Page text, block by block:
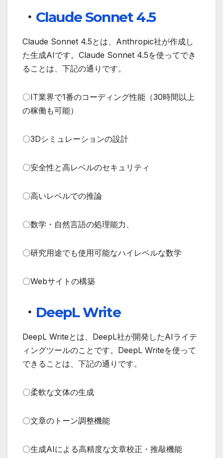
・ Claude Sonnet 4.5
Claude Sonnet 4.5とは、Anthropic社が作成し
た生成AIです。Claude Sonnet 4.5を使ってでき
ることは、下記の通りです。
〇IT業界で1番のコーディング性能（30時間以上
の稼働も可能）
〇3Dシミュレーションの設計
〇安全性と高レベルのセキュリティ
〇高いレベルでの推論
〇数学・自然言語の処理能力、
〇研究用途でも使用可能なハイレベルな数学
〇Webサイトの構築
・ DeepL Write
DeepL Writeとは、DeepL社が開発したAIライテ
ィングツールのことです。DeepL Writeを使って
できることは、下記の通りです。
〇柔軟な文体の生成
〇文章のトーン調整機能
〇生成AIによる高精度な文章校正・推敲機能